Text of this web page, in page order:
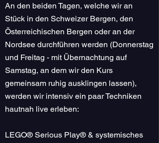
An den beiden Tagen, welche wir an
Stück in den Schweizer Bergen, den
Österreichischen Bergen oder an der
Nordsee durchführen werden (Donnerstag
und Freitag - mit Übernachtung auf
Samstag, an dem wir den Kurs
gemeinsam ruhig ausklingen lassen),
werden wir intensiv ein paar Techniken
hautnah live erleben:
LEGO® Serious Play® & systemisches